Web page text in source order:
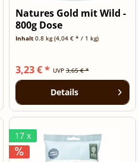
Natures Gold mit Wild -
800g Dose
Inhalt 0.8 kg(4,04 € * / 1 kg)
UVP3,65 € *
3,23 € *
Details
17 x